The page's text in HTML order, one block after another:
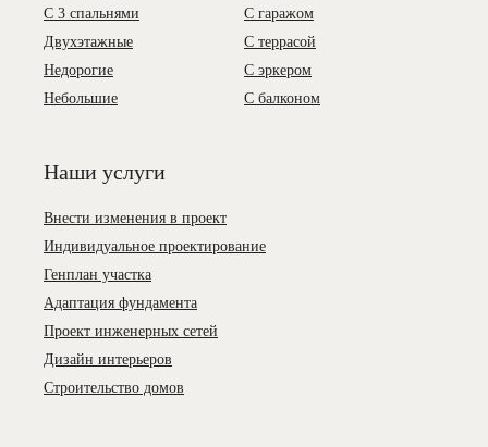
С 3 спальнями
Двухэтажные
Недорогие
Небольшие
С гаражом
С террасой
С эркером
С балконом
Наши услуги
Внести изменения в проект
Индивидуальное проектирование
Генплан участка
Адаптация фундамента
Проект инженерных сетей
Дизайн интерьеров
Строительство домов